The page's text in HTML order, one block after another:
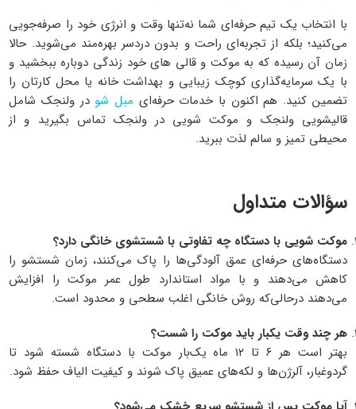
با انتخاب یک تیم حرفه‌ای شما نه‌تنها وقت و انرژی خود را صرفه‌جویی
می‌کنید؛ بلکه از تجربه‌ای راحت و بدون دردسر بهره‌مند می‌شوید. حالا
زمان آن رسیده که به موکت‌ و قالی های خود زندگی دوباره ببخشید و
با یک سرمایه‌گذاری کوچک زیبایی و بهداشت خانه یا محل کارتان را
تضمین کنید. هم اکنون با خدمات حرفه‌ای مبل شو در ولنجک شامل
قالیشویی ولنجک و موکت شویی در ولنجک تماس بگیرید و از
محیطی تمیز و سالم لذت ببرید.
سؤالات متداول
موکت شویی با دستگاه چه تفاوتی با شستشوی خانگی دارد؟
دستگاه‌های حرفه‌ای عمق آلودگی‌ها را پاک می‌کنند، زمان شستشو را
کاهش می‌دهند و با مواد استاندارد طول عمر موکت را افزایش
می‌دهند درحالی‌که روش خانگی اغلب سطحی و محدود است.
هر چند وقت یکبار باید موکت را شست؟
بهتر است هر ۶ تا ۱۲ ماه یک‌بار موکت با دستگاه شسته شود تا
گردوغبار، آلرژن‌ها و لکه‌های عمیق پاک شوند و کیفیت الیاف حفظ شود.